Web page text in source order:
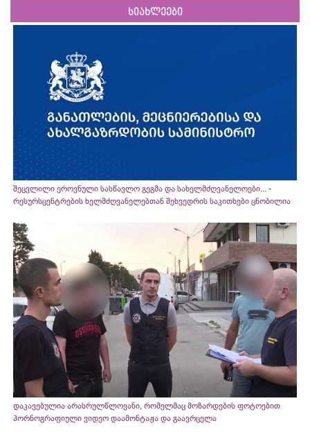
სიახლეები
შეცვლილი ეროვნული სასწავლო გეგმა და სახელმძღვანელოები... -
რესურსცენტრების ხელმძღვანელებთან შეხვედრის საკითხები ცნობილია
დაკავებულია არასრულწლოვანი, რომელმაც მოზარდების ფოტოებით
პორნოგრაფიული ვიდეო დაამონტაჟა და გაავრცელა